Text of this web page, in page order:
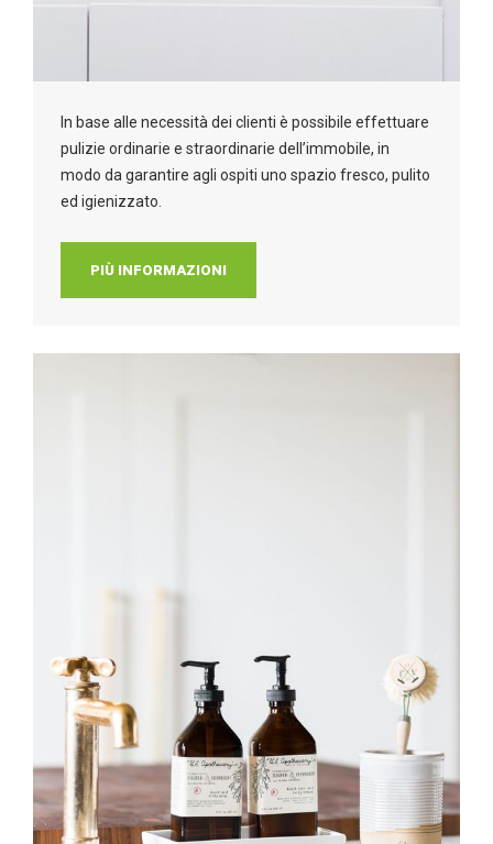
In base alle necessità dei clienti è possibile effettuare
pulizie ordinarie e straordinarie dell’immobile, in
modo da garantire agli ospiti uno spazio fresco, pulito
ed igienizzato.
PIÙ INFORMAZIONI